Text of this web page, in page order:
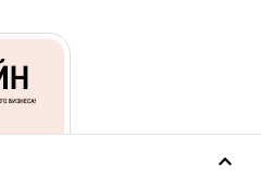
заявку